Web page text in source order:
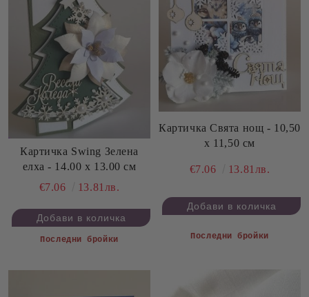
Картичка Swing Зелена
елха - 14.00 х 13.00 см
€7.06
13.81лв.
Последни бройки
Картичка Свята нощ - 10,50
х 11,50 см
€7.06 13.81лв.
Последни бройки